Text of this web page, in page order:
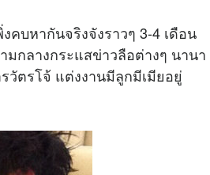
คบหากันจริงจังราวๆ 3-4 เดือน
กลางกระแสข่าวลือต่างๆ นานา
วัตรโจ้ แต่งงานมีลูกมีเมียอยู่